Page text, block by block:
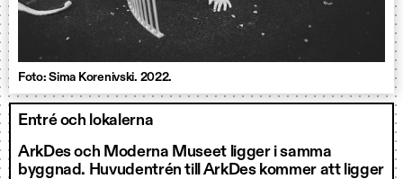
Foto: Sima Korenivski. 2022.
Entré och lokalerna
ArkDes och Moderna Museet ligger i samma
byggnad. Huvudentrén till ArkDes kommer att ligger